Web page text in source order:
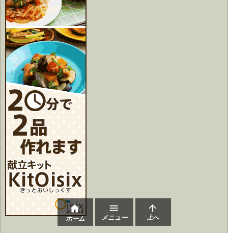

ホーム

メニュー

上へ